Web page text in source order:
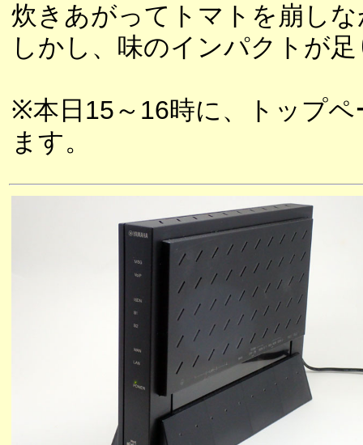
炊きあがってトマトを崩し
しかし、味のインパクトが
※本日15～16時に、トップ
ます。